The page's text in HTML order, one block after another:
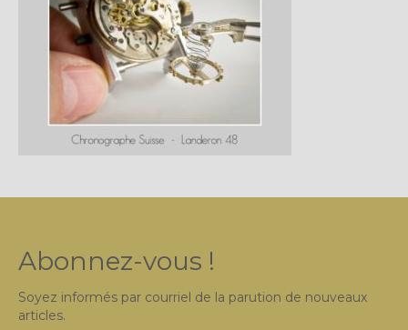
Marques Suisses du XXe siècle
Grands Horlogers
Abraham-Louis Breguet
Christian Gottfried Hahn
Dossiers constructeur
Exemple de tarifs manufacture
Outillage horloger
Abonnez-vous !
Soyez informés par courriel de la parution de nouveaux
articles.